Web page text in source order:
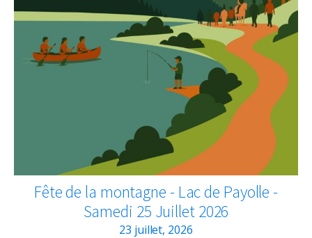
Fête de la montagne - Lac de Payolle -
Samedi 25 Juillet 2026
23 juillet, 2026